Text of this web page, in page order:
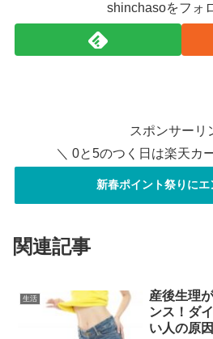
shinchasoをフォ
スポンサーリ
＼ 0と5のつく日は楽天カ
新春ポイント祭りにエ
関連記事
生活
産後生理
ンス！ダ
い人の原